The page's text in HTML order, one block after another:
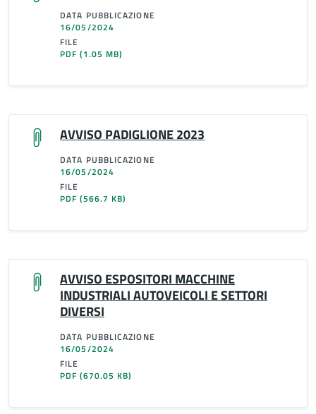
DATA PUBBLICAZIONE
16/05/2024
FILE
PDF(1.05 MB)
AVVISO PADIGLIONE 2023
DATA PUBBLICAZIONE
16/05/2024
FILE
PDF(566.7 KB)
AVVISO ESPOSITORI MACCHINE
INDUSTRIALI AUTOVEICOLI E SETTORI
DIVERSI
DATA PUBBLICAZIONE
16/05/2024
FILE
PDF(670.05 KB)